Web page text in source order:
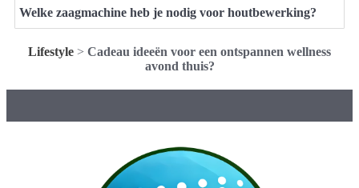
Welke zaagmachine heb je nodig voor houtbewerking?
Lifestyle > Cadeau ideeën voor een ontspannen wellness
avond thuis?